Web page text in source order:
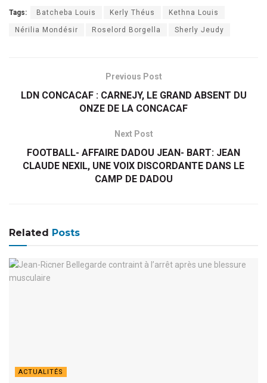
Tags: Batcheba Louis Kerly Théus Kethna Louis
Nérilia Mondésir Roselord Borgella Sherly Jeudy
Previous Post
LDN CONCACAF : CARNEJY, LE GRAND ABSENT DU
ONZE DE LA CONCACAF
Next Post
FOOTBALL- AFFAIRE DADOU JEAN- BART: JEAN
CLAUDE NEXIL, UNE VOIX DISCORDANTE DANS LE
CAMP DE DADOU
Related Posts
ACTUALITÉS